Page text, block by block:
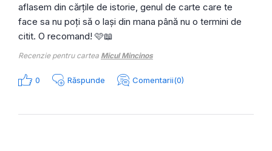
aflasem din cărțile de istorie, genul de carte care te
face sa nu poți să o lași din mana până nu o termini de
citit. O recomand! 🩷📖
Recenzie pentru cartea Micul Mincinos
0 Răspunde Comentarii(0)